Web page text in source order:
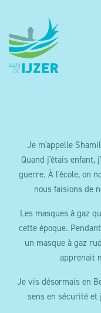
Je m'appelle
Quand j'étais enfant,
guerre. À l'école, on
nous faisions de
Les masques à gaz
cette époque.
un masque à gaz
apprenait
Je vis désormais en
sens en sécurité et